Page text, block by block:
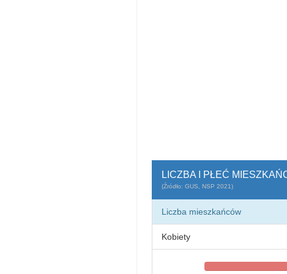
LICZBA I PŁEĆ
(Źródło: GUS, NSP 2021)
Liczba mieszkańców
Kobiety